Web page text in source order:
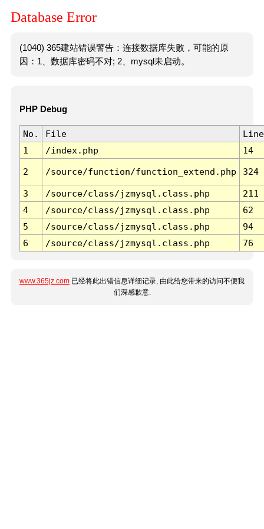
Database Error
(1040) 365建站错误警告：连接数据库失败，可能的原
因：1、数据库密码不对; 2、mysql未启动。
PHP Debug
No. File
Line
1
/index.php 14
2 /source/function/function_extend.php 324
3 /source/class/jzmysql.class.php
211
4
/source/class/jzmysql.class.php
62
5
/source/class/jzmysql.class.php
94
6
/source/class/jzmysql.class.php 76
www.365jz.com 已经将此出错信息详细记录, 由此给您带来的访问不便我
们深感歉意.